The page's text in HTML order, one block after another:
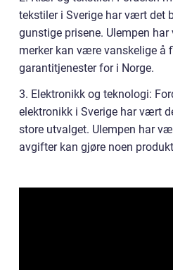
tekstiler i Sverige har vært det
gunstige prisene. Ulempen
merker kan være vanskelige å
garantitjenester for i Norge.
3. Elektronikk og teknologi:
elektronikk i Sverige har vært
store utvalget. Ulempen har
avgifter kan gjøre noen